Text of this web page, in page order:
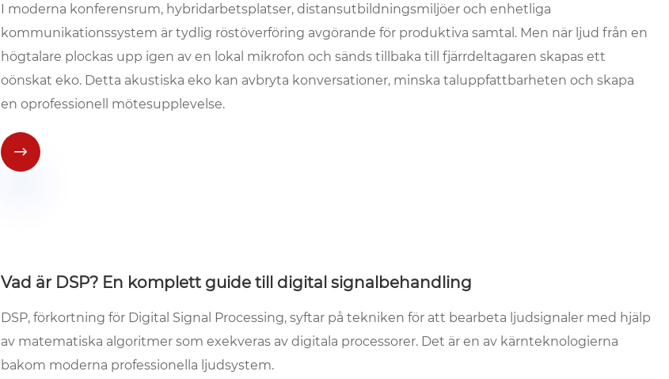
I moderna konferensrum, hybridarbetsplatser, distansutbildningsmiljöer och enhetliga
kommunikationssystem är tydlig röstöverföring avgörande för produktiva samtal. Men när ljud från en
högtalare plockas upp igen av en lokal mikrofon och sänds tillbaka till fjärrdeltagaren skapas ett
oönskat eko. Detta akustiska eko kan avbryta konversationer, minska taluppfattbarheten och skapa
en oprofessionell mötesupplevelse.

Vad är DSP? En komplett guide till digital signalbehandling
DSP, förkortning för Digital Signal Processing, syftar på tekniken för att bearbeta ljudsignaler med hjälp
av matematiska algoritmer som exekveras av digitala processorer. Det är en av kärnteknologierna
bakom moderna professionella ljudsystem.